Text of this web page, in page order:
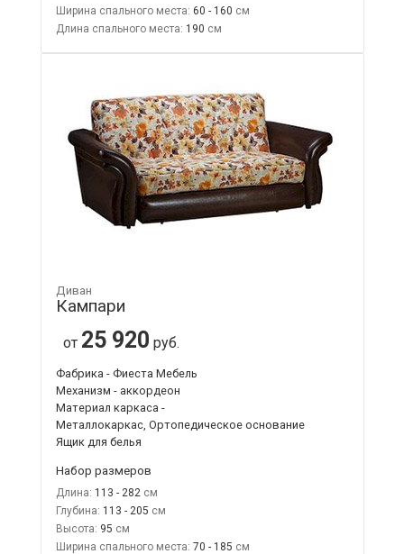
Ширина спального места: 60 - 160
Длина спального места: 190
Диван
Кампари
от 25 920 руб.
Фабрика - Фиеста Мебель
Механизм - аккордеон
Материал каркаса -
Металлокаркас, Ортопедическое основание
Ящик для белья
Набор размеров
Длина: 113 - 282
Глубина: 113 - 205
Высота: 95
Ширина спального места: 70 - 185